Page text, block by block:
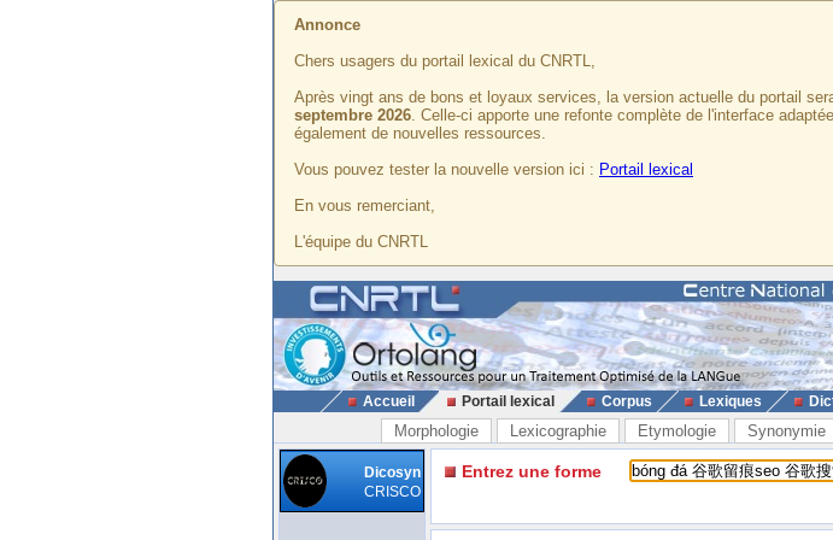
Annonce
Chers usagers du portail lexical du CNRTL,
Après vingt ans de bons et loyaux services, la version actuelle du portail
septembre 2026. Celle-ci apporte une refonte complète de l'interface
également de nouvelles ressources.
Vous pouvez tester la nouvelle version ici : Portail lexical
En vous remerciant,
L'équipe du CNRTL
Accueil Portail lexical Corpus Lexiques
Morphologie Lexicographie Etymologie Synonymie
Dicosyn
CRISCO
Entrez une forme